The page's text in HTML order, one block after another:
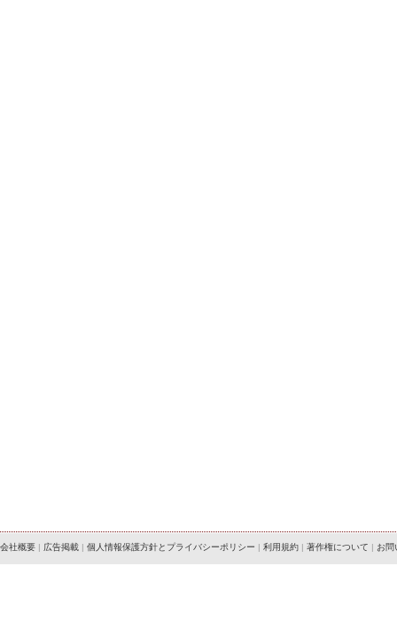
会社概要 | 広告掲載 | 個人情報保護方針とプライバシーポリシー | 利用規約 | 著作権について | お問